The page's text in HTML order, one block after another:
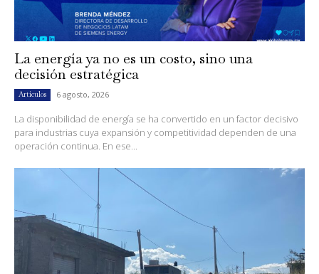
La energía ya no es un costo, sino una
decisión estratégica
Artículos 6 agosto, 2026
La disponibilidad de energía se ha convertido en un factor decisivo
para industrias cuya expansión y competitividad dependen de una
operación continua. En ese...